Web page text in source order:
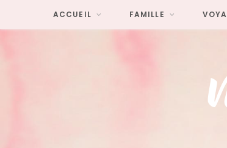
ACCUEIL FAMILLE